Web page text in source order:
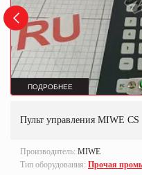
ПОДРОБНЕЕ
Пульт управления MIWE CS
Производитель: MIWE
Тип оборудования: Прочая